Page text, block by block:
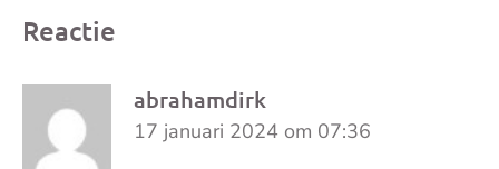
Reactie
abrahamdirk
17 januari 2024 om 07:36